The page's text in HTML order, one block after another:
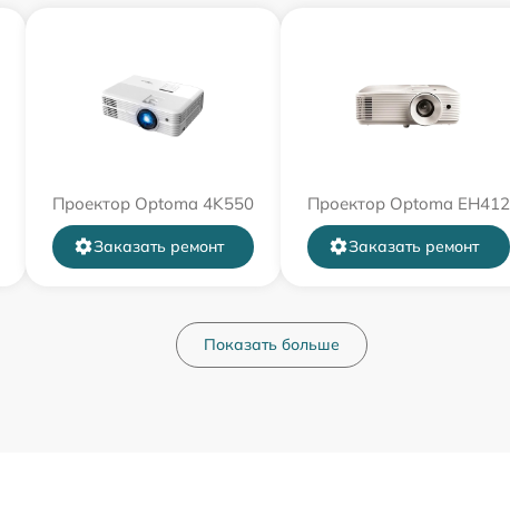
Проектор Optoma 4K550
Заказать ремонт
Проектор Optoma EH412
Заказать ремонт
Показать больше